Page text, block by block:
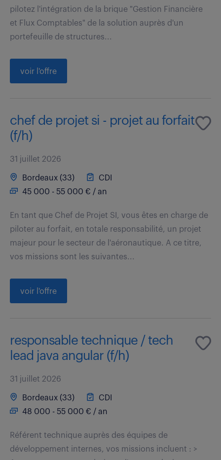
pilotez l'intégration de la brique "Gestion Financière
et Flux Comptables" de la solution auprès d'un
portefeuille de structures...
voir l'offre
chef de projet si - projet au forfait
(f/h)
31 juillet 2026
Bordeaux (33)
CDI
45 000 - 55 000 € / an
En tant que Chef de Projet SI, vous êtes en charge de
piloter au forfait, en totale responsabilité, un projet
majeur pour le secteur de l'aéronautique. A ce titre,
vos missions sont les suivantes...
voir l'offre
responsable technique / tech
lead java angular (f/h)
31 juillet 2026
Bordeaux (33)
CDI
48 000 - 55 000 € / an
Référent technique auprès des équipes de
développement internes, vos missions incluent : >